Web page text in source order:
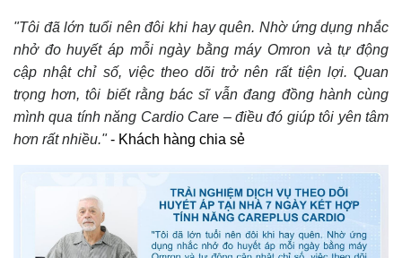
"Tôi đã lớn tuổi nên đôi khi hay quên. Nhờ ứng dụng nhắc
nhở đo huyết áp mỗi ngày bằng máy Omron và tự động
cập nhật chỉ số, việc theo dõi trở nên rất tiện lợi. Quan
trọng hơn, tôi biết rằng bác sĩ vẫn đang đồng hành cùng
mình qua tính năng Cardio Care – điều đó giúp tôi yên tâm
hơn rất nhiều."- Khách hàng chia sẻ